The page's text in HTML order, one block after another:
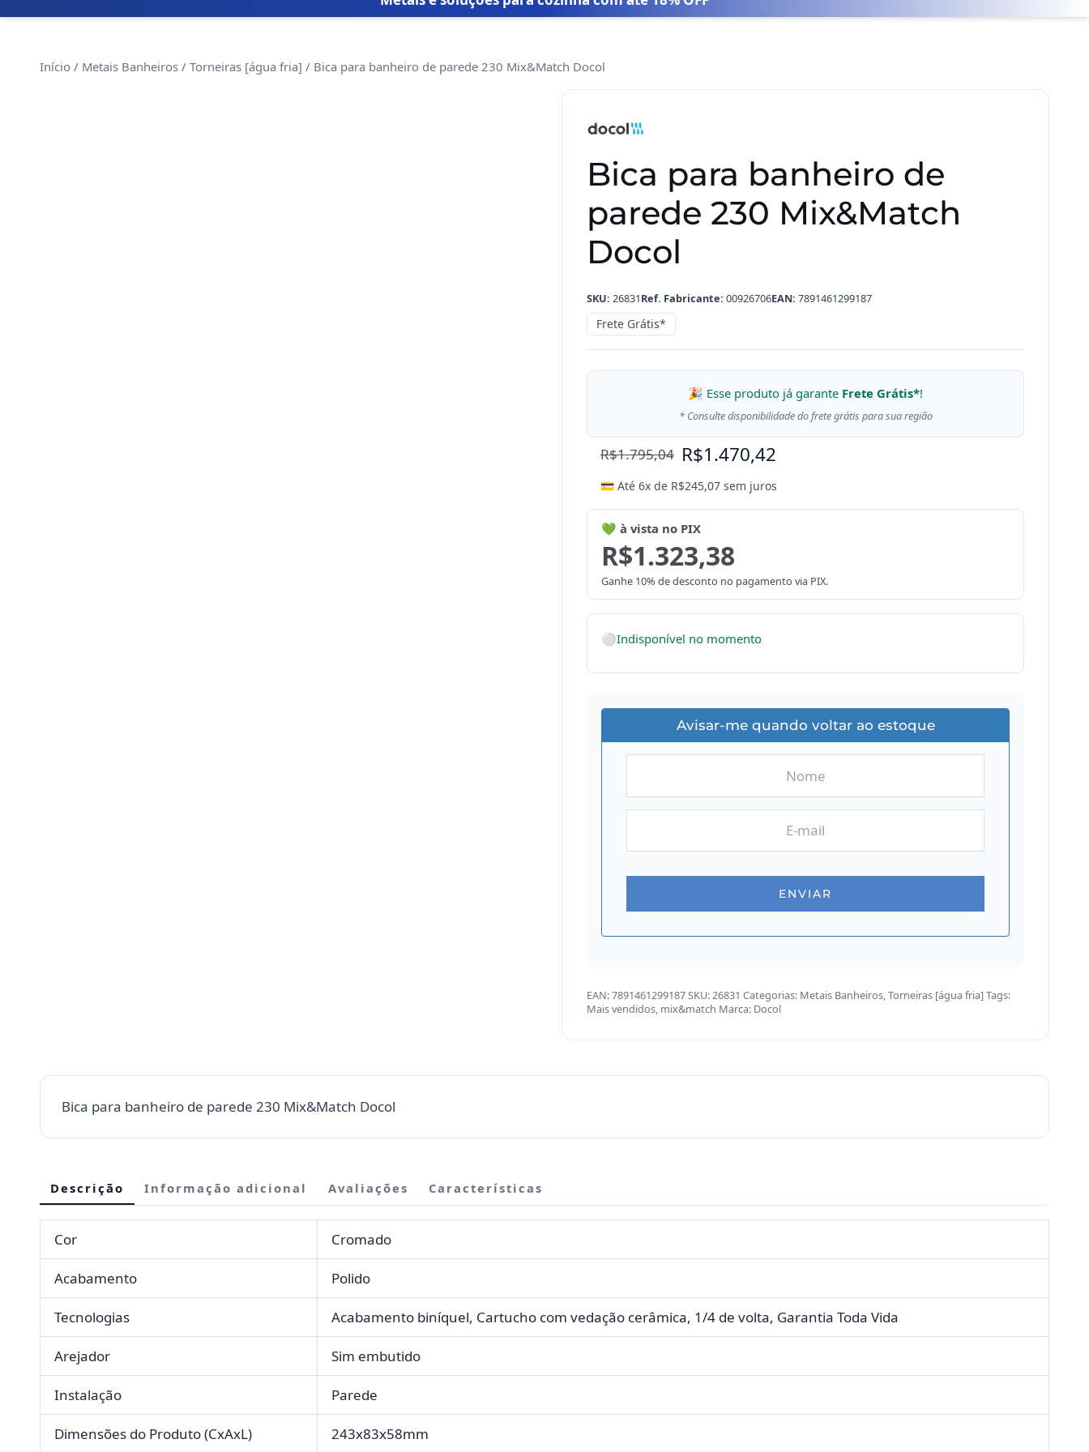
Início / Metais Banheiros / Torneiras [água fria] / Bica para banheiro de parede 230 Mix&Match Docol
Bica para banheiro de
parede 230 Mix&Match
Docol
SKU: 26831Ref. Fabricante: 00926706EAN: 7891461299187
Frete Grátis*
🎉 Esse produto já garante Frete Grátis*!
* Consulte disponibilidade do frete grátis para sua região
R$1.795,04 R$1.470,42
💳 Até 6x de R$245,07 sem juros
💚 à vista no PIX
R$1.323,38
Ganhe 10% de desconto no pagamento via PIX.
⚪Indisponível no momento
Avisar-me quando voltar ao estoque
EAN:7891461299187SKU: 26831 Categorias: Metais Banheiros Torneiras [água fria]Tags:
Mais vendidos mix&match Marca: Docol
Bica para banheiro de parede 230 Mix&Match Docol
Descrição Informação adicional Avaliações Características
Cor Cromado
Acabamento Polido
Tecnologias Acabamento biníquel, Cartucho com vedação cerâmica, 1/4 de volta, Garantia Toda Vida
Arejador Sim embutido
Instalação Parede
Dimensões do Produto (CxAxL) 243x83x58mm